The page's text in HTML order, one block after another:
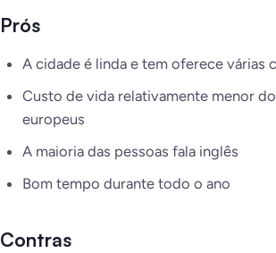
Prós
A cidade é linda e tem oferece várias
Custo de vida relativamente menor
europeus
A maioria das pessoas fala inglês
Bom tempo durante todo o ano
Contras